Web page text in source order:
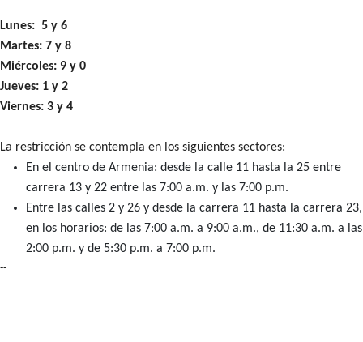
Lunes: 5 y 6
Martes: 7 y 8
Miércoles: 9 y 0
Jueves: 1 y 2
Viernes: 3 y 4
La restricción se contempla en los siguientes sectores:
En el centro de Armenia: desde la calle 11 hasta la 25 entre
carrera 13 y 22 entre las 7:00 a.m. y las 7:00 p.m.
Entre las calles 2 y 26 y desde la carrera 11 hasta la carrera 23,
en los horarios: de las 7:00 a.m. a 9:00 a.m., de 11:30 a.m. a las
2:00 p.m. y de 5:30 p.m. a 7:00 p.m.
--